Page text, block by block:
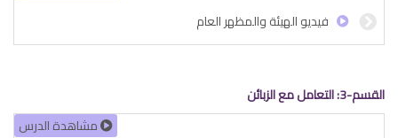
فيديو الهيئة والمظهر العام
القسم-3: التعامل مع الزبائن
مشاھدة الدرس